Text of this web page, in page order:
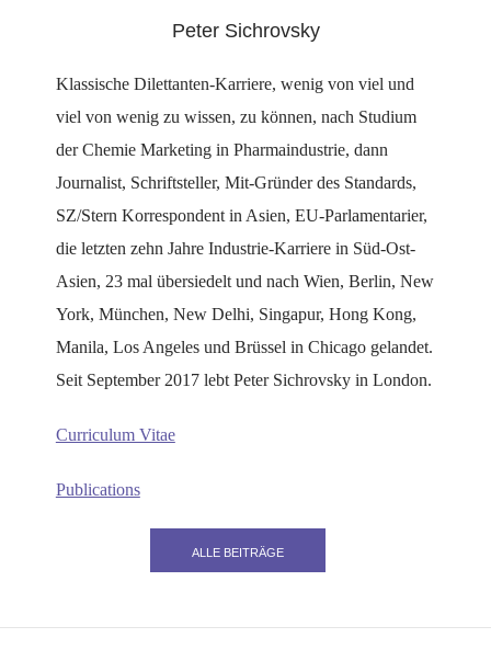
Peter Sichrovsky
Klassische Dilettanten-Karriere, wenig von viel und
viel von wenig zu wissen, zu können, nach Studium
der Chemie Marketing in Pharmaindustrie, dann
Journalist, Schriftsteller, Mit-Gründer des Standards,
SZ/Stern Korrespondent in Asien, EU-Parlamentarier,
die letzten zehn Jahre Industrie-Karriere in Süd-Ost-
Asien, 23 mal übersiedelt und nach Wien, Berlin, New
York, München, New Delhi, Singapur, Hong Kong,
Manila, Los Angeles und Brüssel in Chicago gelandet.
Seit September 2017 lebt Peter Sichrovsky in London.
Curriculum Vitae
Publications
ALLE BEITRÄGE